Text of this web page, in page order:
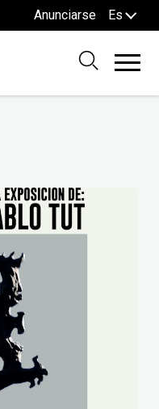
Anunciarse Es